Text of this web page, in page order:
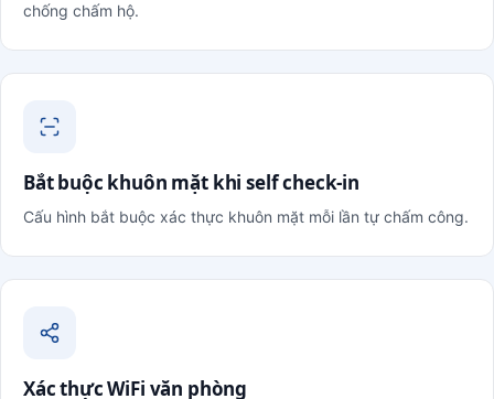
chống chấm hộ.
Bắt buộc khuôn mặt khi self check-in
Cấu hình bắt buộc xác thực khuôn mặt mỗi lần tự chấm công.
Xác thực WiFi văn phòng